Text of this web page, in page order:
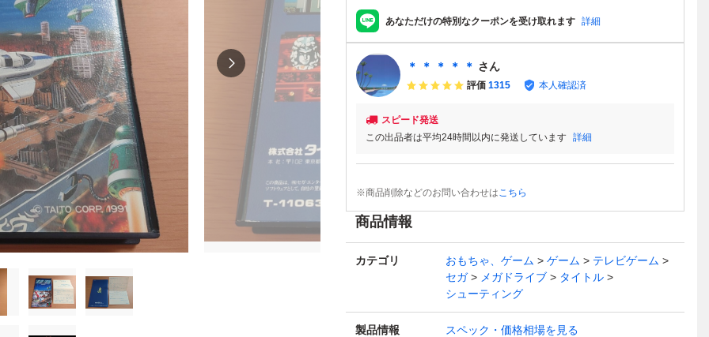
あなただけの特別なクーポンを受け取れます 詳細
＊ ＊ ＊ ＊ ＊ さん
評価 1315 本人確認済
スピード発送
この出品者は平均24時間以内に発送しています 詳細
※商品削除などのお問い合わせはこちら
商品情報
カテゴリ おもちゃ、ゲーム ゲーム
テレビゲーム
セガ
メガドライブ
タイトル
シューティング
製品情報 スペック・価格相場を見る